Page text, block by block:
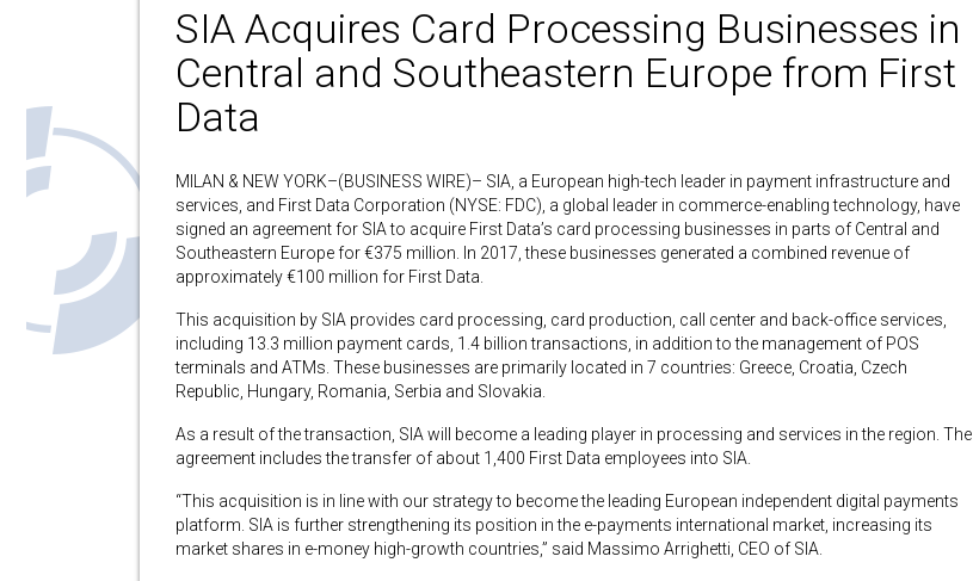
SIA Acquires Card Processing Businesses in
Central and Southeastern Europe from First
Data
MILAN & NEW YORK–(BUSINESS WIRE)– SIA, a European high-tech leader in payment infrastructure and
services, and First Data Corporation (NYSE: FDC), a global leader in commerce-enabling technology, have
signed an agreement for SIA to acquire First Data’s card processing businesses in parts of Central and
Southeastern Europe for €375 million. In 2017, these businesses generated a combined revenue of
approximately €100 million for First Data.
This acquisition by SIA provides card processing, card production, call center and back-office services,
including 13.3 million payment cards, 1.4 billion transactions, in addition to the management of POS
terminals and ATMs. These businesses are primarily located in 7 countries: Greece, Croatia, Czech
Republic, Hungary, Romania, Serbia and Slovakia.
As a result of the transaction, SIA will become a leading player in processing and services in the region. The
agreement includes the transfer of about 1,400 First Data employees into SIA.
“This acquisition is in line with our strategy to become the leading European independent digital payments
platform. SIA is further strengthening its position in the e-payments international market, increasing its
market shares in e-money high-growth countries,” said Massimo Arrighetti, CEO of SIA.